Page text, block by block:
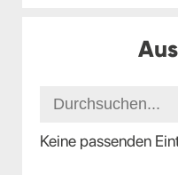
Keine passenden